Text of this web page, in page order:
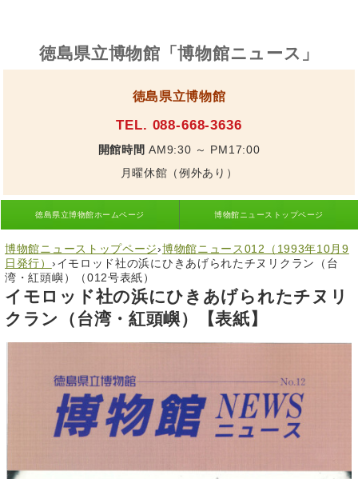
徳島県立博物館「博物館ニュース」
徳島県立博物館
TEL. 088-668-3636
開館時間 AM9:30 ～ PM17:00
月曜休館（例外あり）
徳島県立博物館ホームページ 博物館ニューストップページ
博物館ニューストップページ›博物館ニュース012（1993年10月9
日発行） ›イモロッド社の浜にひきあげられたチヌリクラン（台
湾・紅頭嶼）（012号表紙）
イモロッド社の浜にひきあげられたチヌリ
クラン
（台湾・紅頭嶼）【表紙】